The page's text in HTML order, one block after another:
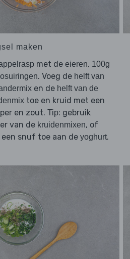
maken
met de eieren, 100g
. Voeg de helft van
en de helft van de
toe en kruid met een
en zout. Tip: gebruik
van de kruidenmixen, of
een snuf toe aan de yoghurt.